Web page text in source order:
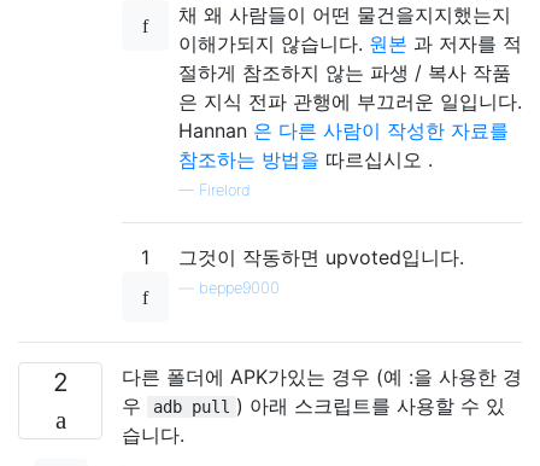
채 왜 사람들이 어떤 물건을지지했는지
이해가되지 않습니다. 원본 과 저자를 적
절하게 참조하지 않는 파생 / 복사 작품
은 지식 전파 관행에 부끄러운 일입니다.
Hannan 은 다른 사람이 작성한 자료를
참조하는 방법을 따르십시오 .
— Firelord
1 그것이 작동하면 upvoted입니다.
beppe9000
2
다른 폴더에 APK가있는 경우 (예 :을 사용한 경
우
adb pull ) 아래 스크립트를 사용할 수 있
습니다.